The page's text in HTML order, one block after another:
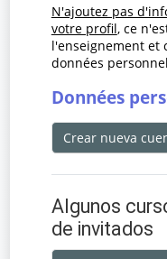
N'ajoutez pas
votre profil, ce
l'enseignement et
données
Données
Crear nueva
Algunos
de invitados